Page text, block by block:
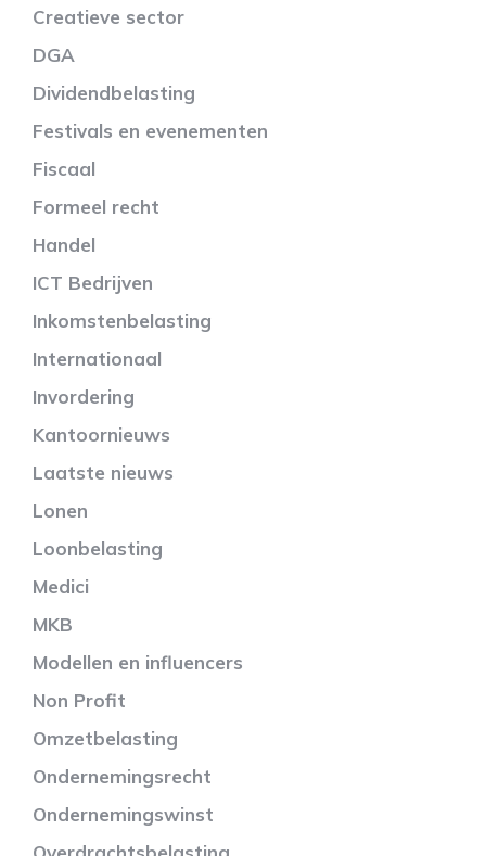
Creatieve sector
DGA
Dividendbelasting
Festivals en evenementen
Fiscaal
Formeel recht
Handel
ICT Bedrijven
Inkomstenbelasting
Internationaal
Invordering
Kantoornieuws
Laatste nieuws
Lonen
Loonbelasting
Medici
MKB
Modellen en influencers
Non Profit
Omzetbelasting
Ondernemingsrecht
Ondernemingswinst